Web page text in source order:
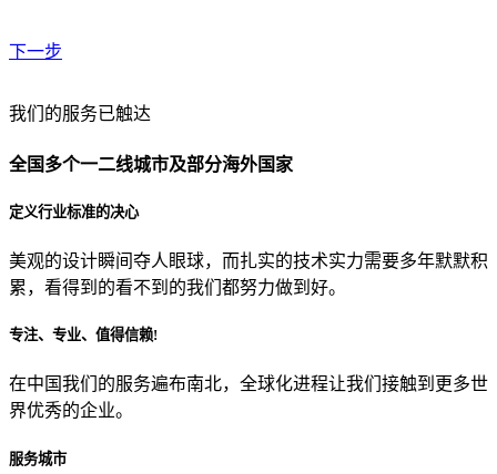
下一步
贵公司预算范围是？
贵公司的团队规模是？
目前主要的营销渠道是？
我们的服务已触达
全国多个一二线城市及部分海外国家
定义行业标准的决心
美观的设计瞬间夺人眼球，而扎实的技术实力需要多年默默积
累，看得到的看不到的我们都努力做到好。
专注、专业、值得信赖!
在中国我们的服务遍布南北，全球化进程让我们接触到更多世
界优秀的企业。
服务城市